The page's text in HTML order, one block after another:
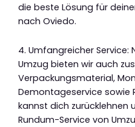
die beste Lösung für
nach Oviedo.
4. Umfangreicher
Umzug bieten wir auch
Verpackungsmaterial,
Demontageservice sowie
kannst dich zurücklehnen
Rundum-Service von